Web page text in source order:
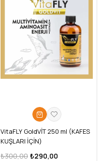
VitaFLY GoldVİT 250 ml (KAFES
KUŞLARI İÇİN)
₺290,00
₺300,00